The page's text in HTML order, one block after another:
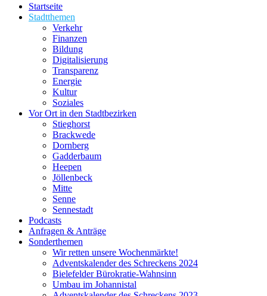
Startseite
Stadtthemen
Verkehr
Finanzen
Bildung
Digitalisierung
Transparenz
Energie
Kultur
Soziales
Vor Ort in den Stadtbezirken
Stieghorst
Brackwede
Dornberg
Gadderbaum
Heepen
Jöllenbeck
Mitte
Senne
Sennestadt
Podcasts
Anfragen & Anträge
Sonderthemen
Wir retten unsere Wochenmärkte!
Adventskalender des Schreckens 2024
Bielefelder Bürokratie-Wahnsinn
Umbau im Johannistal